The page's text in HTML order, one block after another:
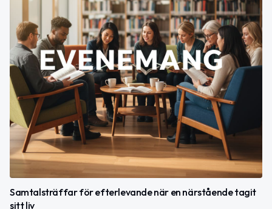
Samtalsträffar för efterlevande när en närstående tagit
sitt liv